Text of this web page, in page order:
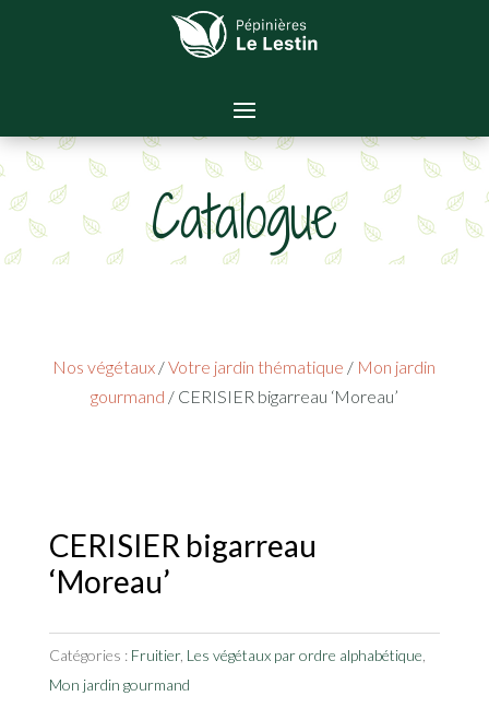
Catalogue
Nos végétaux /Votre jardin thématique / Mon jardin
gourmand / CERISIER bigarreau ‘Moreau’
CERISIER bigarreau
‘Moreau’
Catégories : Fruitier, Les végétaux par ordre alphabétique
Mon jardin gourmand